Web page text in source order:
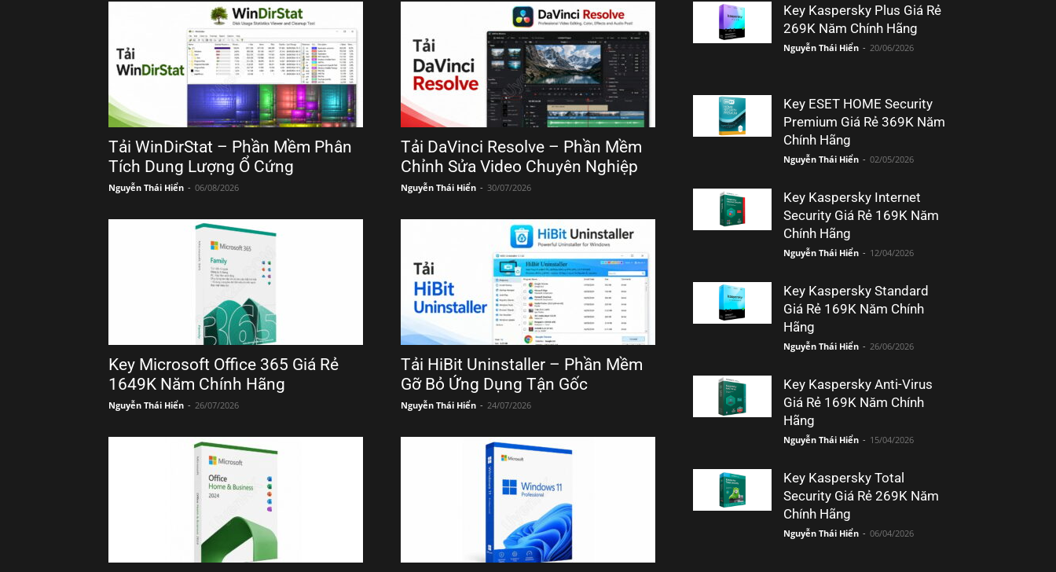
Tải WinDirStat – Phần Mềm Phân
Tích Dung Lượng Ổ Cứng
Nguyễn Thái Hiển - 06/08/2026
Tải DaVinci Resolve – Phần Mềm
Chỉnh Sửa Video Chuyên Nghiệp
Nguyễn Thái Hiển - 30/07/2026
Key Microsoft Office 365 Giá Rẻ
1649K Năm Chính Hãng
Nguyễn Thái Hiển - 26/07/2026
Tải HiBit Uninstaller – Phần Mềm
Gỡ Bỏ Ứng Dụng Tận Gốc
Nguyễn Thái Hiển - 24/07/2026
Key Kaspersky Plus Giá Rẻ
269K Năm Chính Hãng
Nguyễn Thái Hiển - 20/06/2026
Key ESET HOME Security
Premium Giá Rẻ 369K Năm
Chính Hãng
Nguyễn Thái Hiển - 02/05/2026
Key Kaspersky Internet
Security Giá Rẻ 169K Năm
Chính Hãng
Nguyễn Thái Hiển - 12/04/2026
Key Kaspersky Standard
Giá Rẻ 169K Năm Chính
Hãng
Nguyễn Thái Hiển - 26/06/2026
Key Kaspersky Anti-Virus
Giá Rẻ 169K Năm Chính
Hãng
Nguyễn Thái Hiển - 15/04/2026
Key Kaspersky Total
Security Giá Rẻ 269K Năm
Chính Hãng
Nguyễn Thái Hiển - 06/04/2026